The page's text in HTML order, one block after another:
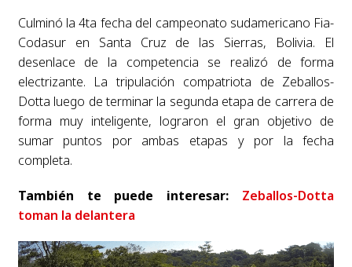
Culminó la 4ta fecha del campeonato sudamericano Fia-
Codasur en Santa Cruz de las Sierras, Bolivia. El
desenlace de la competencia se realizó de forma
electrizante. La tripulación compatriota de Zeballos-
Dotta luego de terminar la segunda etapa de carrera de
forma muy inteligente, lograron el gran objetivo de
sumar puntos por ambas etapas y por la fecha
completa.
También te puede interesar:
Zeballos-Dotta
toman la delantera